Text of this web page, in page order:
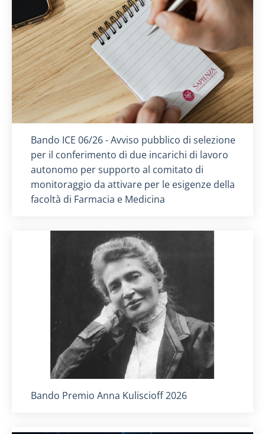
Titolo card:
Bando ICE 06/26 - Avviso pubblico di selezione
per il conferimento di due incarichi di lavoro
autonomo per supporto al comitato di
monitoraggio da attivare per le esigenze della
facoltà di Farmacia e Medicina
Titolo card:
Bando Premio Anna Kuliscioff 2026